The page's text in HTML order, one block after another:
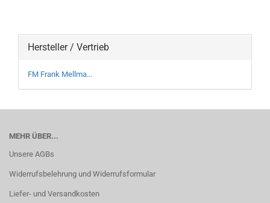
Hersteller / Vertrieb
FM Frank Mellma...
MEHR ÜBER...
Unsere AGBs
Widerrufsbelehrung und Widerrufsformular
Liefer- und Versandkosten